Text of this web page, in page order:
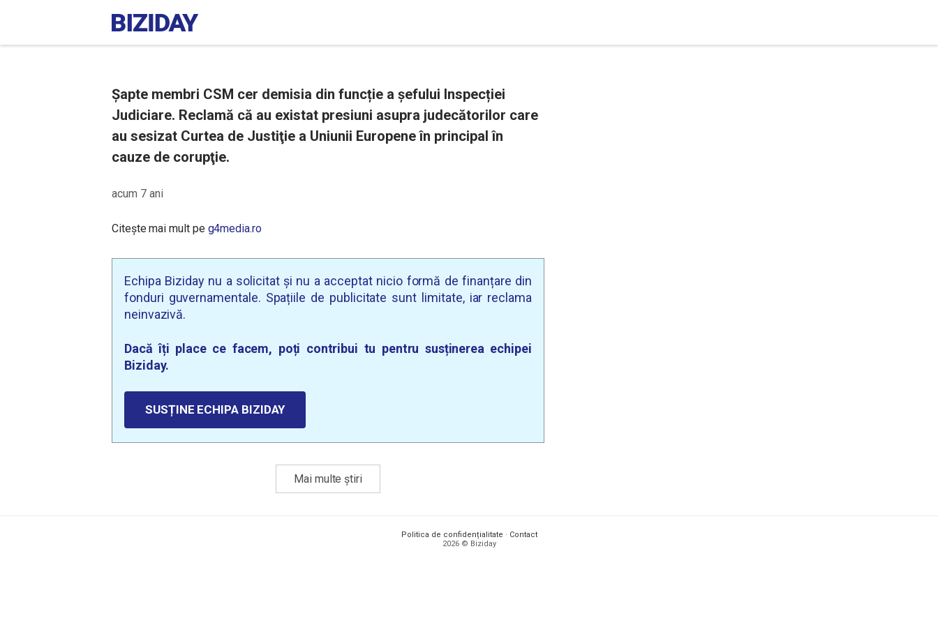
Șapte membri CSM cer demisia din funcție a șefului Inspecției
Judiciare. Reclamă că au existat presiuni asupra judecătorilor care
au sesizat Curtea de Justiţie a Uniunii Europene în principal în
cauze de corupţie.
acum 7 ani
Citește mai mult pe g4media.ro
Echipa Biziday nu a solicitat și nu a acceptat nicio formă de finanțare din
fonduri guvernamentale. Spațiile de publicitate sunt limitate, iar reclama
neinvazivă.
Dacă îți place ce facem, poți contribui tu pentru susținerea echipei
Biziday.
SUSȚINE ECHIPA BIZIDAY
Mai multe știri
Politica de confidențialitate · Contact
2026 © Biziday